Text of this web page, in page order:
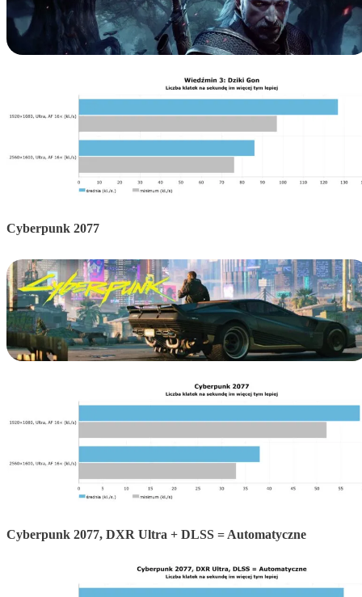
Cyberpunk 2077
Cyberpunk 2077, DXR Ultra + DLSS = Automatyczne